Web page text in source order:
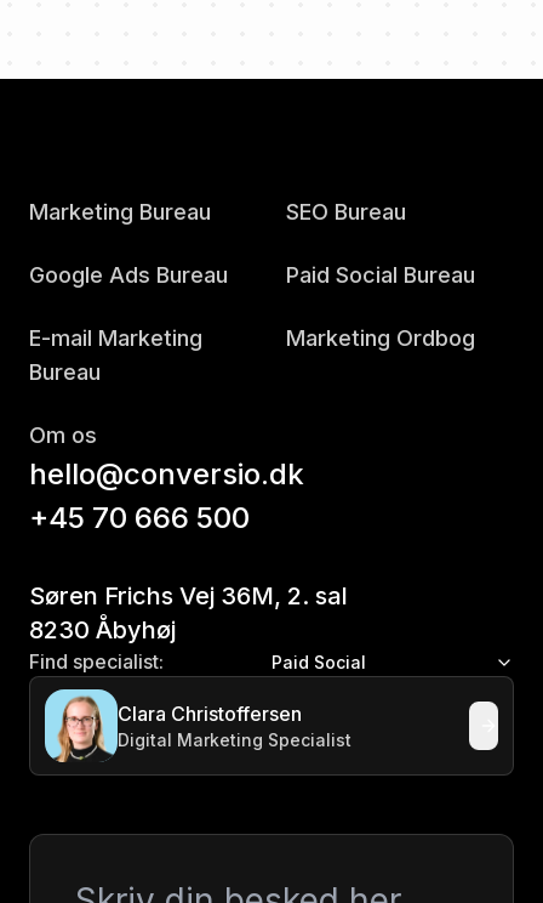
Marketing Bureau SEO Bureau
Google Ads Bureau Paid Social Bureau
E-mail Marketing
Bureau
Marketing Ordbog
Om os
hello@conversio.dk
+45 70 666 500
Søren Frichs Vej 36M, 2. sal
8230 Åbyhøj
Find specialist: Paid Social
Clara Christoffersen
Digital Marketing Specialist